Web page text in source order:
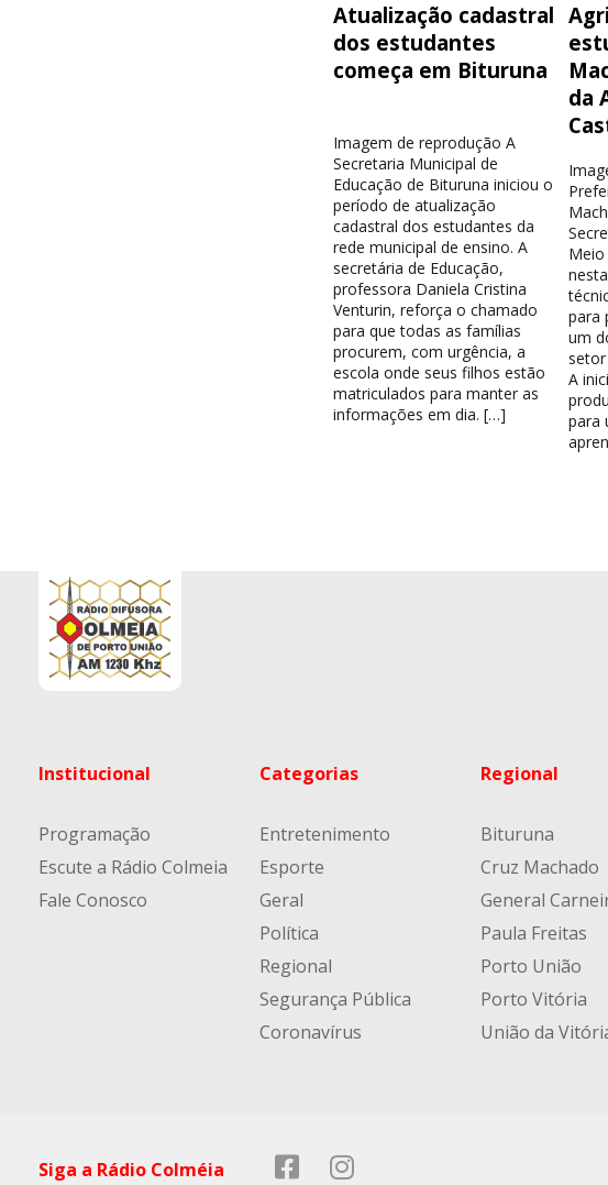
Atualização cadastral
dos estudantes
começa em Bituruna
Imagem de reprodução A
Secretaria Municipal de
Educação de Bituruna iniciou o
período de atualização
cadastral dos estudantes da
rede municipal de ensino. A
secretária de Educação,
professora Daniela Cristina
Venturin, reforça o chamado
para que todas as famílias
procurem, com urgência, a
escola onde seus filhos estão
matriculados para manter as
informações em dia. […]
da
para
um
A
para
Institucional
Programação
Escute a Rádio Colmeia
Fale Conosco
Categorias
Entretenimento
Esporte
Geral
Política
Regional
Segurança Pública
Coronavírus
Regional
Bituruna
Cruz Machado
General
Paula Freitas
Porto União
Porto Vitória
União da
Siga a Rádio Colméia